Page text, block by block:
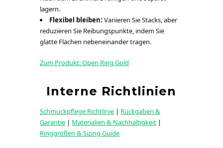
lagern.
Flexibel bleiben: Variieren Sie Stacks, aber
reduzieren Sie Reibungspunkte, indem Sie
glatte Flächen nebeneinander tragen.
Zum Produkt: Open Ring Gold
Interne Richtlinien
Schmuckpflege Richtlinie | Rückgaben &
Garantie | Materialien & Nachhaltigkeit |
Ringgrößen & Sizing Guide